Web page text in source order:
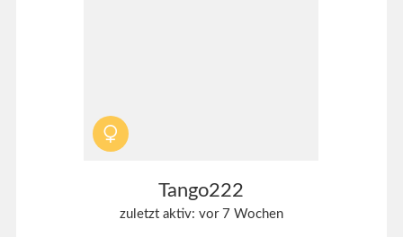
Tango222
zuletzt aktiv: vor 7 Wochen